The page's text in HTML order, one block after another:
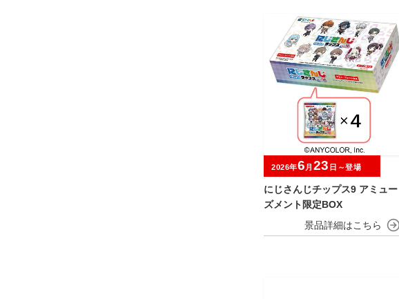
にじさんじチップス9 アミュー
ズメント限定BOX
2026年6 月 23 日～登場